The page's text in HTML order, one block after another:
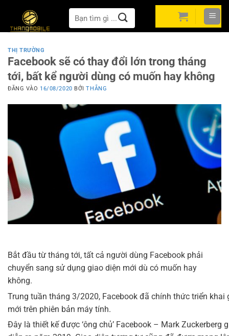
nội
Tìm
kiếm:
THỊ TRƯỜNG
Facebook sẽ có thay đổi lớn trong tháng
tới, bất kể người dùng có muốn hay không
ĐĂNG VÀO 16/08/2020 BỞITHẮNG
Bắt đầu từ tháng tới, tất cả người dùng Facebook phải
chuyển sang sử dụng giao diện mới dù có muốn hay
không.
Trung tuần tháng 3/2020, Facebook đã chính thức triển khai
mới trên phiên bản máy tính.
Đây là thiết kế được ‘ông chủ’ Facebook – Mark Zuckerberg